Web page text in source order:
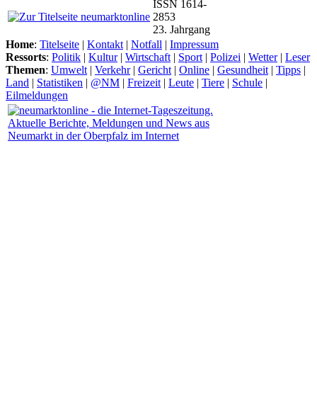
ISSN 1614-
2853
23. Jahrgang
Home: Titelseite | Kontakt | Notfall | Impressum
Ressorts: Politik | Kultur| Wirtschaft | Sport | Polizei | Wetter| Leser
Themen: Umwelt | Verkehr| Gericht | Online | Gesundheit | Tipps |
Land | Statistiken | @NM | Freizeit | Leute | Tiere | Schule |
Eilmeldungen